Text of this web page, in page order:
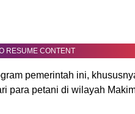
RESUME CONTENT
pemerintah ini,
para petani di wilayah